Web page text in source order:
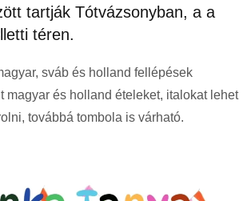
tartják Tótvázsonyban, a a
téren.
sváb és holland fellépések
magyar és holland ételeket, italokat lehet
továbbá tombola is várható.